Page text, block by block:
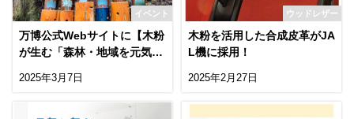
イベント
万博公式Webサイトに【木粉
が生む「森林・地域を元気に
からの発信Vol.3】が掲載！
2025年3月7日
ウッドレザー
木粉を活用した合成皮革がJA
L機に採用！
2025年2月27日